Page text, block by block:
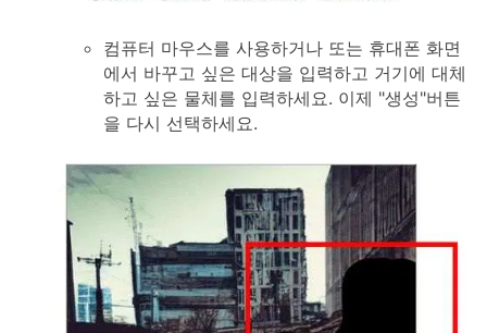
컴퓨터 마우스를 사용하거나 또는 휴대폰 화면
에서 바꾸고 싶은 대상을 입력하고 거기에 대체
하고 싶은 물체를 입력하세요. 이제 "생성"버튼
을 다시 선택하세요.